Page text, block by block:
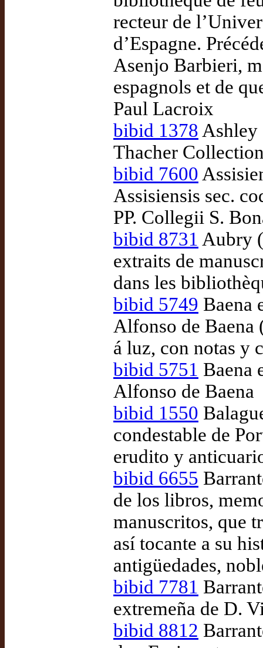
recteur de
d’Espagne.
Asenjo Barbieri,
espagnols et de
Paul Lacroix
bibid 1378 Ashley
Thacher
bibid 7600
Assisiensis sec.
PP. Collegii S.
bibid 8731 Aubry
extraits de
dans les
bibid 5749 Baena
Alfonso de
á luz, con notas y
bibid 5751 Baena
Alfonso de Baena
bibid 1550
condestable de
erudito y
bibid 6655
de los libros,
manuscritos, que
así tocante a su
antigüedades,
bibid 7781
extremeña de D.
bibid 8812